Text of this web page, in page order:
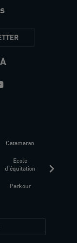
Catamaran
Ecole
d'équitation
Parkour